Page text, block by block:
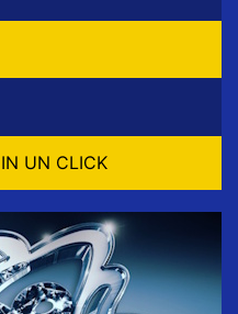
UN CLICK